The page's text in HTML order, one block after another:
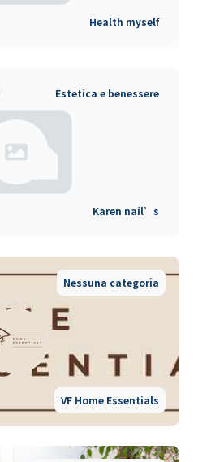
Health myself
Estetica e benessere
Karen nail’s
Nessuna categoria
VF Home Essentials